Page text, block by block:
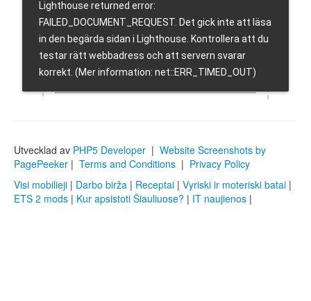
Utvecklad av PHP5 Developer | Website Screenshots by
PagePeeker | Terms and Conditions | Privacy Policy
Visi mobilieji | Darbo birža | Receptai | Vyriski ir moteriski batai |
ETS 2 mods | Kur apsistoti Šiauliuose? | IT naujienos |